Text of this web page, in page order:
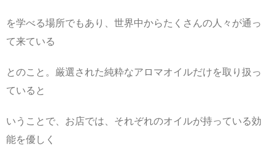
を学べる場所でもあり、世界中からたくさんの人々が通っ
て来ている
とのこと。厳選された純粋なアロマオイルだけを取り扱っ
ていると
いうことで、お店では、それぞれのオイルが持っている効
能を優しく